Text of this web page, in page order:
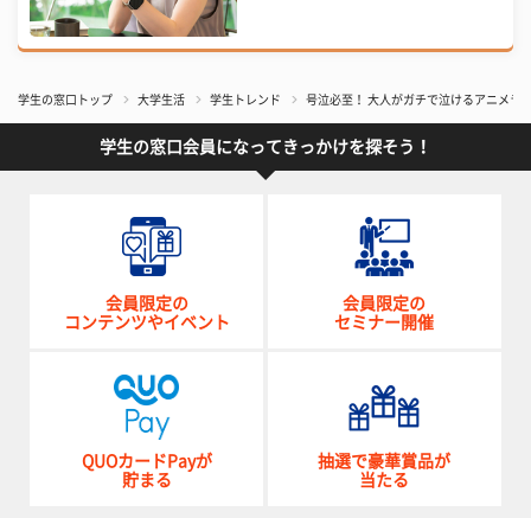
学生の窓口トップ 大学生活 学生トレンド 号泣必至！ 大人がガチで泣けるアニメラ
学生の窓口会員になってきっかけを探そう！
会員限定の
コンテンツやイベント
会員限定の
セミナー開催
QUOカードPayが
貯まる
抽選で豪華賞品が
当たる